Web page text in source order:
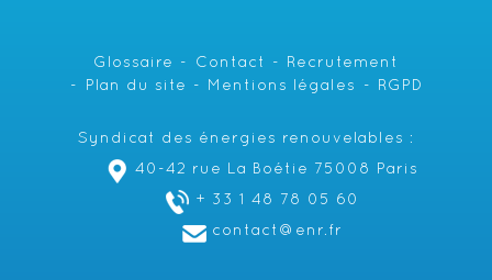
Glossaire Contact
Recrutement
Plan du site
Mentions légales RGPD
Syndicat des énergies renouvelables :
40-42 rue La Boétie 75008 Paris
+ 33 1 48 78 05 60
contact@enr.fr